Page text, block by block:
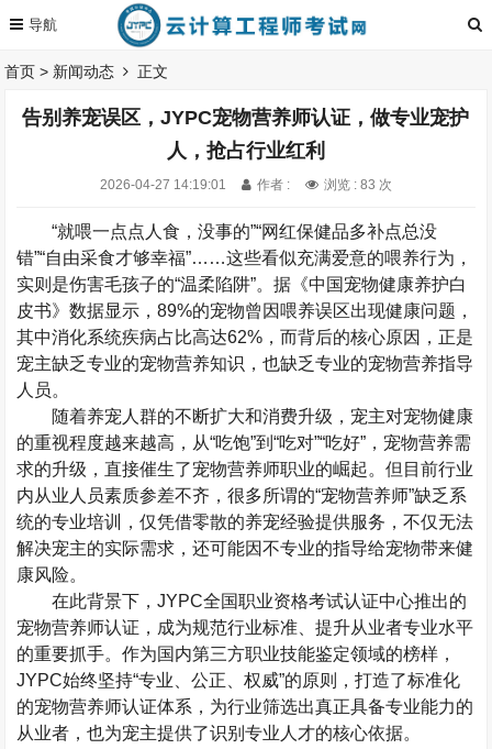
首页 > 新闻动态 正文
告别养宠误区，JYPC宠物营养师认证，做专业宠护
人，抢占行业红利
2026-04-27 14:19:01 作者 : 浏览 : 83 次
“就喂一点点人食，没事的”“网红保健品多补点总没
错”“自由采食才够幸福”……这些看似充满爱意的喂养行为，
实则是伤害毛孩子的“温柔陷阱”。据《中国宠物健康养护白
皮书》数据显示，89%的宠物曾因喂养误区出现健康问题，
其中消化系统疾病占比高达62% ，而背后的核心原因，正是
宠主缺乏专业的宠物营养知识，也缺乏专业的宠物营养指导
人员。
随着养宠人群的不断扩大和消费升级，宠主对宠物健康
的重视程度越来越高，从“吃饱”到“吃对”“吃好” ，宠物营养需
求的升级，直接催生了宠物营养师职业的崛起。但目前行业
内从业人员素质参差不齐，很多所谓的“宠物营养师”缺乏系
统的专业培训，仅凭借零散的养宠经验提供服务，不仅无法
解决宠主的实际需求，还可能因不专业的指导给宠物带来健
康风险。
在此背景下，JYPC全国职业资格考试认证中心推出的
宠物营养师认证，成为规范行业标准、提升从业者专业水平
的重要抓手。作为国内第三方职业技能鉴定领域的榜样，
JYPC始终坚持“专业、公正、权威”的原则，打造了标准化
的宠物营养师认证体系，为行业筛选出真正具备专业能力的
从业者，也为宠主提供了识别专业人才的核心依据。